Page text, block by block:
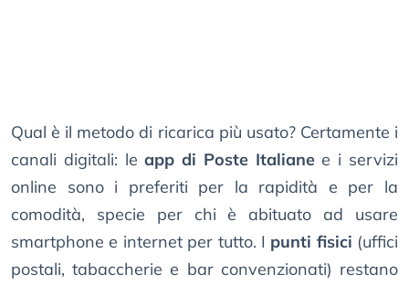
Qual è il metodo di ricarica più usato? Certamente i
canali digitali: leapp di Poste Italianee i servizi
online sono i preferiti per la rapidità e per la
comodità, specie per chi è abituato ad usare
smartphone e internet per tutto. I punti fisici (uffici
postali, tabaccherie e bar convenzionati) restano